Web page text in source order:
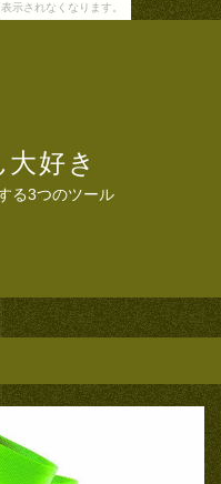
示されなくなります。
好き
る3つのツール